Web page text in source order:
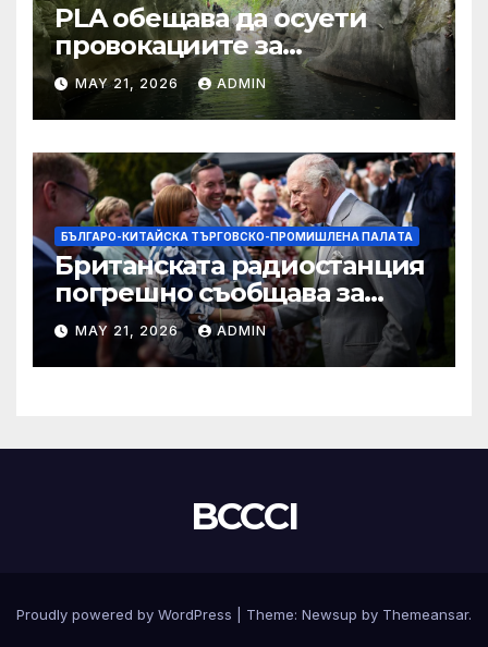
PLA обещава да осуети
провокациите за
„независимост на Тайван“.
MAY 21, 2026 ADMIN
БЪЛГАРО-КИТАЙСКА ТЪРГОВСКО-ПРОМИШЛЕНА ПАЛAТА
Британската радиостанция
погрешно съобщава за
смъртта на крал Чарлз
MAY 21, 2026 ADMIN
BCCCI
Proudly powered by WordPress Theme: Newsup by Themeansar.